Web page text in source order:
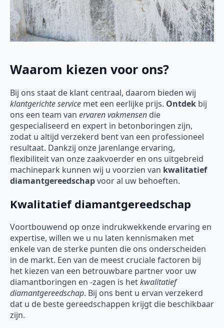
Waarom kiezen voor ons?
Bij ons staat de klant centraal, daarom bieden wij
klantgerichte service met een eerlijke prijs. Ontdek bij
ons een team van ervaren vakmensen die
gespecialiseerd en expert in betonboringen zijn,
zodat u altijd verzekerd bent van een professioneel
resultaat. Dankzij onze jarenlange ervaring,
flexibiliteit van onze zaakvoerder en ons uitgebreid
machinepark kunnen wij u voorzien van kwalitatief
diamantgereedschapvoor al uw behoeften.
Kwalitatief diamantgereedschap
Voortbouwend op onze indrukwekkende ervaring en
expertise, willen we u nu laten kennismaken met
enkele van de sterke punten die ons onderscheiden
in de markt. Een van de meest cruciale factoren bij
het kiezen van een betrouwbare partner voor uw
diamantboringen en -zagen is hetkwalitatief
diamantgereedschap. Bij ons bent u ervan verzekerd
dat u de beste gereedschappen krijgt die beschikbaar
zijn.